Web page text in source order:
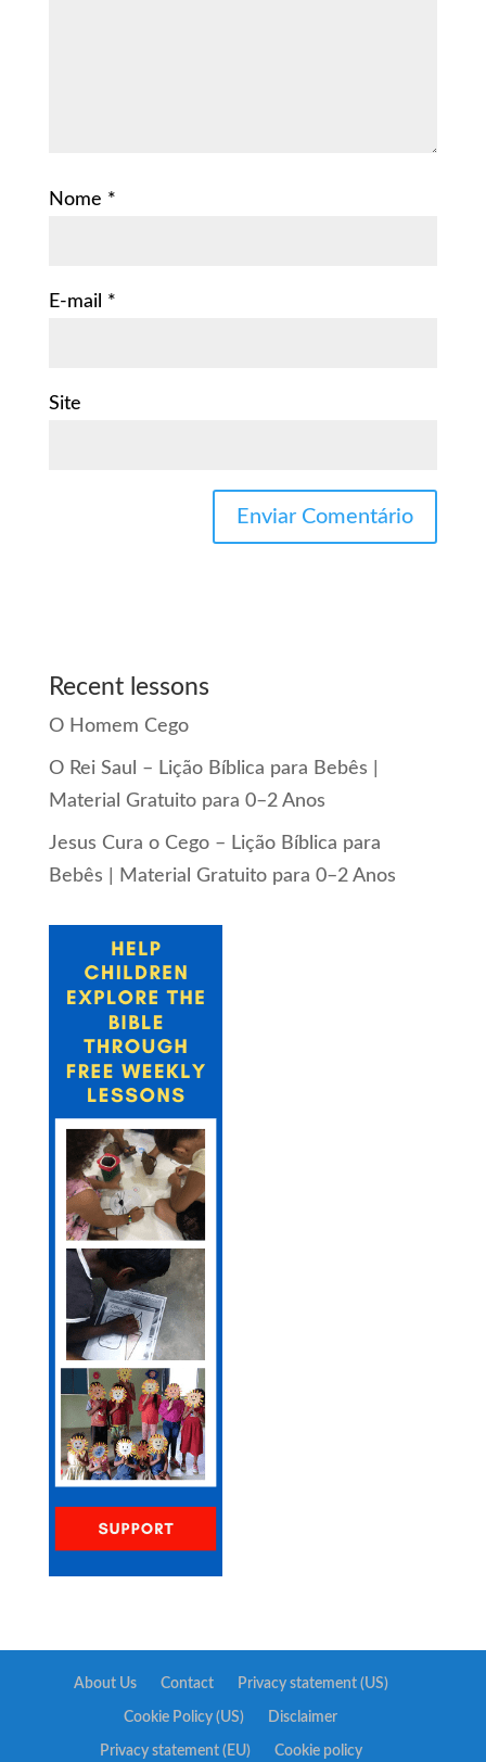
Nome *
E-mail *
Site
Recent lessons
O Homem Cego
O Rei Saul – Lição Bíblica para Bebês |
Material Gratuito para 0–2 Anos
Jesus Cura o Cego – Lição Bíblica para
Bebês | Material Gratuito para 0–2 Anos
About Us Contact Privacy statement (US)
Cookie Policy (US) Disclaimer
Privacy statement (EU) Cookie policy